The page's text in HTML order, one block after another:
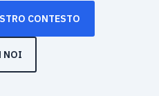
CONTESTO
NOI